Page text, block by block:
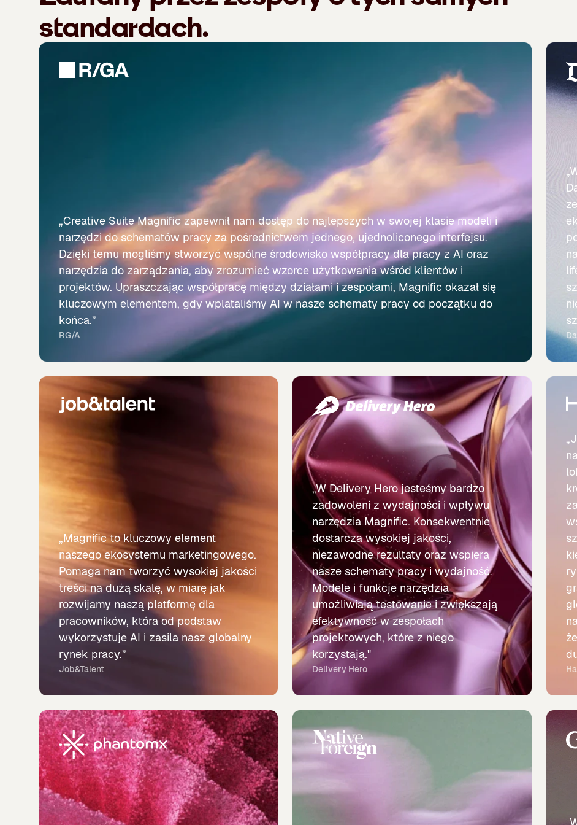
standardach.
„Creative Suite Magnific zapewnił nam dostęp do najlepszych w swojej klasie modeli i
narzędzi do schematów pracy za pośrednictwem jednego, ujednoliconego interfejsu.
Dzięki temu mogliśmy stworzyć wspólne środowisko współpracy dla pracy z AI oraz
narzędzia do zarządzania, aby zrozumieć wzorce użytkowania wśród klientów i
projektów. Upraszczając współpracę między działami i zespołami, Magnific okazał się
kluczowym elementem, gdy wplataliśmy AI w nasze schematy pracy od początku do
końca.”
RG/A
„Magnific to kluczowy element
naszego ekosystemu marketingowego.
Pomaga nam tworzyć wysokiej jakości
treści na dużą skalę, w miarę jak
rozwijamy naszą platformę dla
pracowników, która od podstaw
wykorzystuje AI i zasila nasz globalny
rynek pracy.”
Job&Talent
„W Delivery Hero jesteśmy bardzo
zadowoleni z wydajności i wpływu
narzędzia Magnific. Konsekwentnie
dostarcza wysokiej jakości,
niezawodne rezultaty oraz wspiera
nasze schematy pracy i wydajność.
Modele i funkcje narzędzia
umożliwiają testowanie i zwiększają
efektywność w zespołach
projektowych, które z niego
korzystają."
Delivery Hero